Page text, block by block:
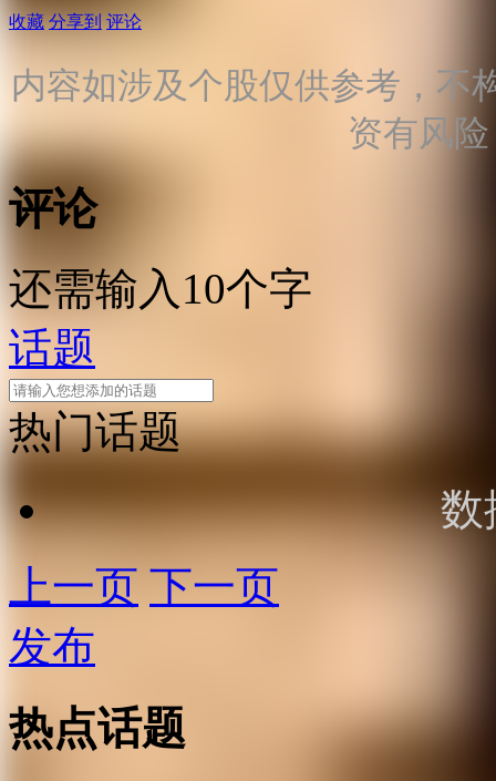
收藏 分享到 评论
内容如涉及个股仅供参考，不
资有风
评论
还需输入10个字
话题
热门话题
数
上一页 下一页
发布
热点话题